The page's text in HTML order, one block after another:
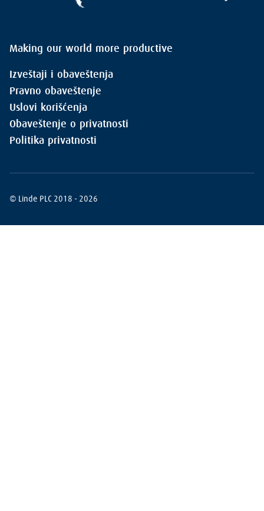
Making our world more productive
Izveštaji i obaveštenja
Pravno obaveštenje
Uslovi korišćenja
Obaveštenje o privatnosti
Politika privatnosti
© Linde PLC 2018 - 2026